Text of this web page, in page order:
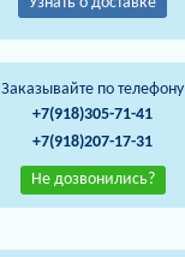
Заказывайте по телефону
+7(918)305-71-41
+7(918)207-17-31
Не дозвонились?